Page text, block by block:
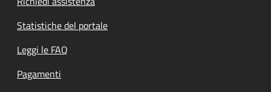
Statistiche del portale
Leggi le FAQ
Pagamenti